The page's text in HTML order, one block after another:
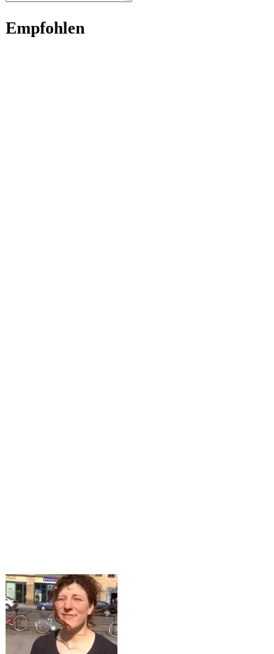
Empfohlen